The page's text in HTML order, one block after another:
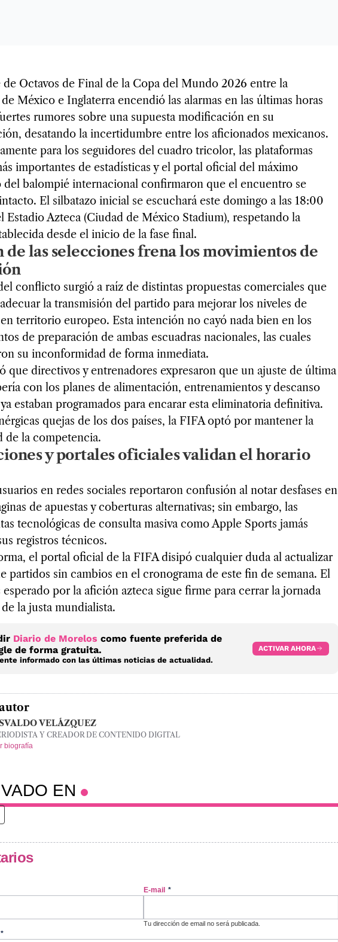
Octavos de Final de la Copa del Mundo 2026 entre la
México e Inglaterra encendió las alarmas en las últimas horas
rumores sobre una supuesta modificación en su
desatando la incertidumbre entre los aficionados mexicanos.
para los seguidores del cuadro tricolor, las plataformas
importantes de estadísticas y el portal oficial del máximo
del balompié internacional confirmaron que el encuentro se
El silbatazo inicial se escuchará este domingo a las 18:00
Estadio Azteca (Ciudad de México Stadium), respetando la
desde el inicio de la fase final.
de las selecciones frena los movimientos de
conflicto surgió a raíz de distintas propuestas comerciales que
la transmisión del partido para mejorar los niveles de
territorio europeo. Esta intención no cayó nada bien en los
de preparación de ambas escuadras nacionales, las cuales
su inconformidad de forma inmediata.
que directivos y entrenadores expresaron que un ajuste de última
con los planes de alimentación, entrenamientos y descanso
estaban programados para encarar esta eliminatoria definitiva.
quejas de los dos países, la FIFA optó por mantener la
de la competencia.
y portales oficiales validan el horario
en redes sociales reportaron confusión al notar desfases en
de apuestas y coberturas alternativas; sin embargo, las
tecnológicas de consulta masiva como Apple Sports jamás
registros técnicos.
el portal oficial de la FIFA disipó cualquier duda al actualizar
partidos sin cambios en el cronograma de este fin de semana. El
esperado por la afición azteca sigue firme para cerrar la jornada
la justa mundialista.
Diario de Morelos como fuente preferida de
de forma gratuita.
informado con las últimas noticias de actualidad.
ACTIVAR AHORA
VELÁZQUEZ
Y CREADOR DE CONTENIDO DIGITAL
biografía
EN
E-mail *
Tu dirección de email no será publicada.
*